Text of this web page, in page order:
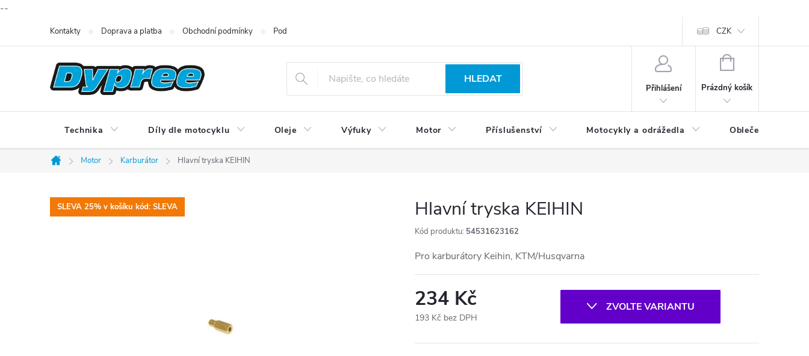
--
Kontakty Doprava a platba Obchodní podmínky Podmínky ochrany osobních údajů CZK
HLEDAT
Přihlášení
NÁKUPNÍ
Prázdný košík
Technika Díly dle motocyklu Oleje Výfuky Motor Příslušenství Motocykly a odrážedla Oblečení a
Domů
Motor Karburátor Hlavní tryska KEIHIN
SLEVA 25% v košíku kód: SLEVA Hlavní tryska KEIHIN
Kód produktu: 54531623162
Pro karburátory Keihin, KTM/Husqvarna
234 Kč
193 Kč bez DPH
cena:
ZVOLTE VARIANTU